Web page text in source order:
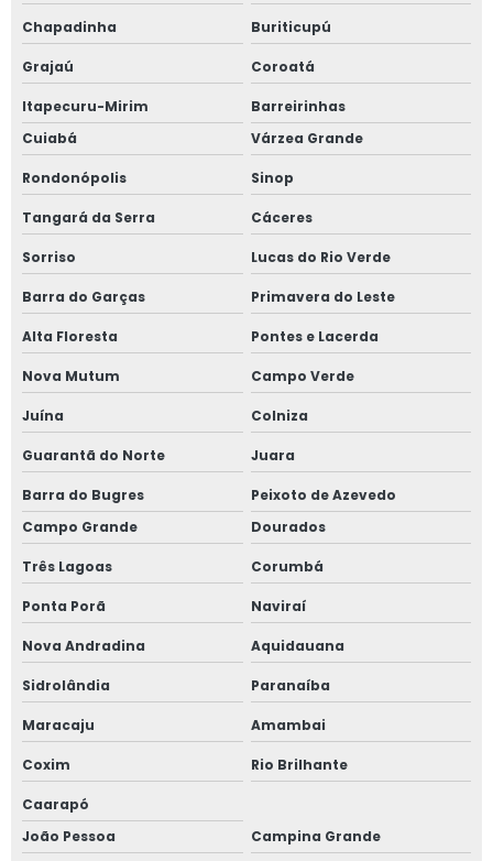
Chapadinha Buriticupú
Grajaú Coroatá
Itapecuru-Mirim
Barreirinhas
Cuiabá
Várzea Grande
Rondonópolis Sinop
Tangará da Serra Cáceres
Sorriso Lucas do Rio Verde
Barra do Garças Primavera do Leste
Alta Floresta Pontes e Lacerda
Nova Mutum Campo Verde
Juína Colniza
Guarantã do Norte Juara
Barra do Bugres
Peixoto de Azevedo
Campo Grande
Dourados
Três Lagoas Corumbá
Ponta Porã Naviraí
Nova Andradina Aquidauana
Sidrolândia Paranaíba
Maracaju Amambai
Coxim Rio Brilhante
Caarapó
João Pessoa
Campina Grande